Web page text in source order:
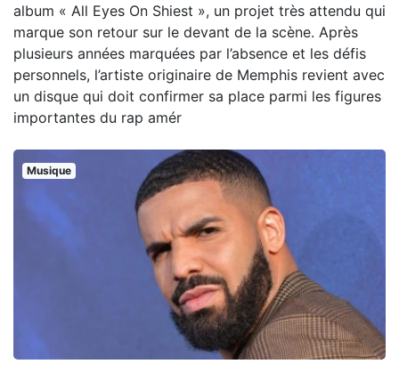
album « All Eyes On Shiest », un projet très attendu qui
marque son retour sur le devant de la scène. Après
plusieurs années marquées par l’absence et les défis
personnels, l’artiste originaire de Memphis revient avec
un disque qui doit confirmer sa place parmi les figures
importantes du rap amér
Musique